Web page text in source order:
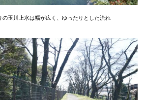
の玉川上水は幅が広く、ゆったりとした流れ